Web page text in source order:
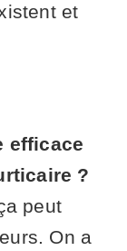
et
efficace
?
peut
On a